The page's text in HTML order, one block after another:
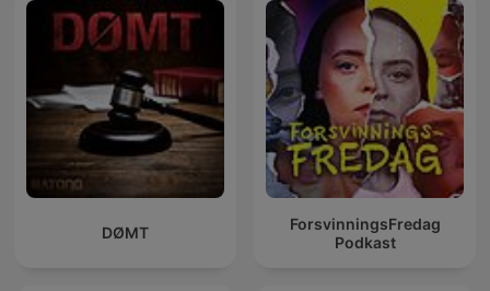
DØMT
ForsvinningsFredag
Podkast